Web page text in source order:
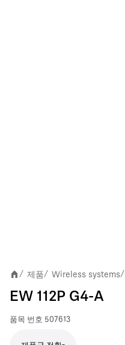
/ 제품/ Wireless systems/
EW 112P G4-A
품목 번호 507613